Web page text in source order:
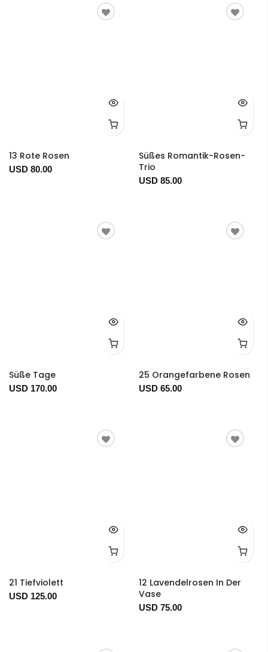
13 Rote Rosen
USD 80.00
Süßes Romantik-Rosen-
Trio
USD 85.00
Süße Tage
USD 170.00
25 Orangefarbene Rosen
USD 65.00
21 Tiefviolett
USD 125.00
12 Lavendelrosen In Der
Vase
USD 75.00